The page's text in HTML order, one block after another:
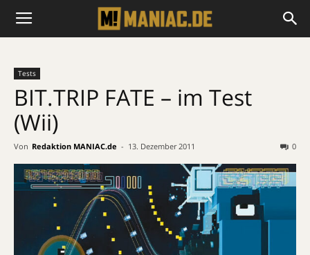
Tests
BIT.TRIP FATE – im Test
(Wii)
Von Redaktion MANIAC.de - 13. Dezember 2011 0